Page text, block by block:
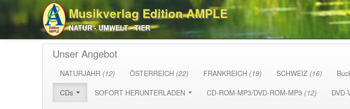
Musikverlag Edition AMPLE
NATUR - UMWELT - TIER
Unser Angebot
NATURJAHR (12) ÖSTERREICH (22) FRANKREICH (19) SCHWEIZ (16)
CDs
SOFORT HERUNTERLADEN CD-ROM-MP3/DVD-ROM-MP3 (12) DVD-